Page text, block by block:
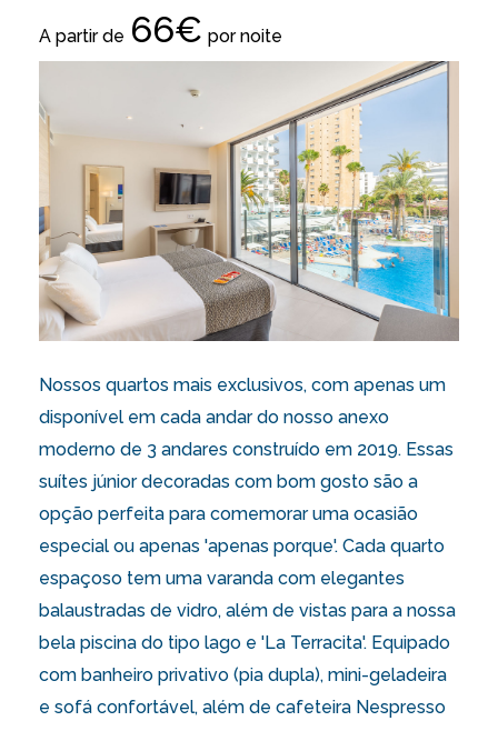
A partir de 66€ por noite
Nossos quartos mais exclusivos, com apenas um
disponível em cada andar do nosso anexo
moderno de 3 andares construído em 2019. Essas
suítes júnior decoradas com bom gosto são a
opção perfeita para comemorar uma ocasião
especial ou apenas 'apenas porque'. Cada quarto
espaçoso tem uma varanda com elegantes
balaustradas de vidro, além de vistas para a nossa
bela piscina do tipo lago e 'La Terracita'. Equipado
com banheiro privativo (pia dupla), mini-geladeira
e sofá confortável, além de cafeteira Nespresso